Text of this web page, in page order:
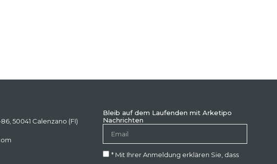
50041 Calenzano (FI)
Bleib auf dem Laufenden mit Arketipo
Nachrichten
* Mit Ihrer Anmeldung erklären Sie, dass